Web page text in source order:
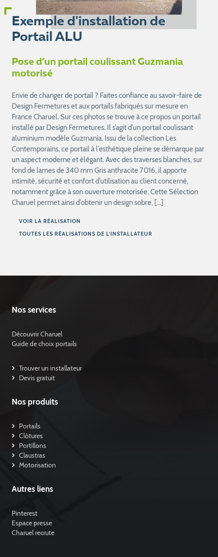
Exemple d'installation de
Portail ALU
Pose d’un portail coulissant Guzmania
motorisé
Envie de changer de portail ? Faites confiance au savoir-faire de
Design Fermetures et aux portails fabriqués sur mesure en
France Charuel. Sur ces photos se trouve à ce propos un portail
installé par Design Fermetures. Il s’agit d’un portail coulissant
aluminium modèle Guzmania. Issu de la collection Les
Contemporains, ce portail à l’esthétique pleine se démarque par
un aspect moderne et élégant. Avec des traverses blanches, sur
fond de lames de 340 mm Gris anthracite 7016, il apporte
intimité, sécurité et confort d’utilisation au client concerné,
notamment grâce à son ouverture motorisée. Cette Sélection
Charuel permet ainsi d’obtenir un design sobre, […]
VOIR LA RÉALISATION
TOUTES LES RÉALISATIONS DE L’INSTALLATEUR
Nos services
Découvrir Charuel
Guide de choix portails
Trouver un installateur
Devis gratuit
Nos produits
Portails
Clôtures
Portillons
Claustras
Motorisation
Autres liens
Pinterest
Espace presse
Charuel recrute